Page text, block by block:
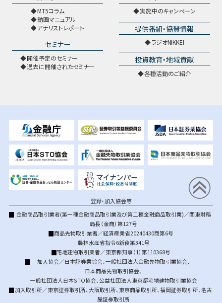
MT5コラム
動画マニュアル
アナリストレポート
セミナー
開催予定のセミナー
過去に開催されたセミナー
実施中のキャンペーン
提供番組・協賛情報
ラジオNIKKEI
投資教育・地域貢献
各種活動のご紹介
登録・加入協会等
金融商品取引業者(第一種金融商品取引業及び第二種金融商品取引業)／関東財務
局長（金商）第127号
商品先物取引業者／経済産業省20240430商第6号
農林水産省指令6新食第341号
宅地建物取引業者／東京都知事（1）第110368号
加入協会／日本証券業協会、一般社団法人金融先物取引業協会、
日本商品先物取引協会、
一般社団法人日本STO協会、公益社団法人東京都宅地建物取引業協会
加入取引所／東京証券取引所、大阪取引所、 東京商品取引所、福岡証券取引所、名古
屋証券取引所